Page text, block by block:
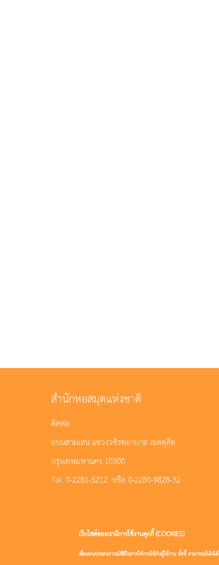
สำนักหอสมุดแห่งชาติ
ติดต่อ
ถนนสามเสน แขวงวชิรพยาบาล เขตดุสิต
กรุงเทพมหานคร 10300
Tel. 0-2281-5212 หรือ 0-2280-9828-32
เว็บไซต์ของเรามีการใช้งานคุกกี้ (COOKIES)
เพื่อมอบประสบการณ์ที่ดีในการใช้งานให้กับผู้ใช้งาน ทั้งนี้ สามารถมั่นใ